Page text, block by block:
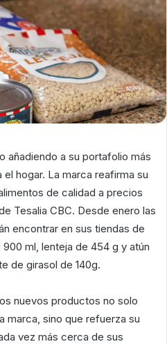
añadiendo a su portafolio más
hogar. La marca reafirma su
de calidad a precios
Tesalia CBC. Desde enero las
encontrar en sus tiendas de
ml, lenteja de 454 g y atún
de girasol de 140g.
nuevos productos no solo
marca, sino que refuerza su
vez más cerca de sus